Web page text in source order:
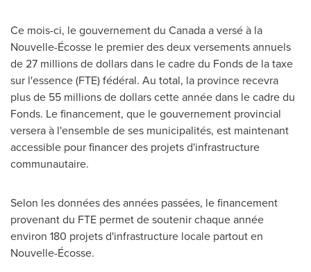
Ce mois-ci, le gouvernement du Canadaa versé à la
Nouvelle-Écosse le premier des deux versements annuels
de 27 millions de dollars dans le cadre du Fonds de la taxe
sur l'essence (FTE) fédéral. Au total, la province recevra
plus de 55 millions de dollars cette année dans le cadre du
Fonds. Le financement, que le gouvernement provincial
versera à l'ensemble de ses municipalités, est maintenant
accessible pour financer des projets d'infrastructure
communautaire.
Selon les données des années passées, le financement
provenant du FTE permet de soutenir chaque année
environ 180 projets d'infrastructure locale partout en
Nouvelle-Écosse.